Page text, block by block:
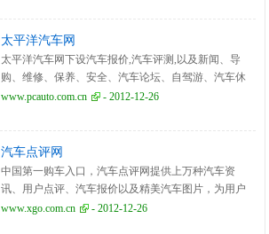
太平洋汽车网
太平洋汽车网下设汽车报价,汽车评测,以及新闻、导
购、维修、保养、安全、汽车论坛、自驾游、汽车休
闲、汽车文化等方面的内容,为中国汽车排名第一的综
www.pcauto.com.cn - 2012-12-26
汽车点评网
中国第一购车入口，汽车点评网提供上万种汽车资
讯、用户点评、汽车报价以及精美汽车图片，为用户
打造选车购车、口碑、问答等精选内容。
www.xgo.com.cn - 2012-12-26